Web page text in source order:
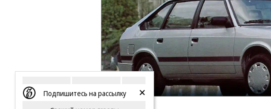
Подпишитесь на рассылку